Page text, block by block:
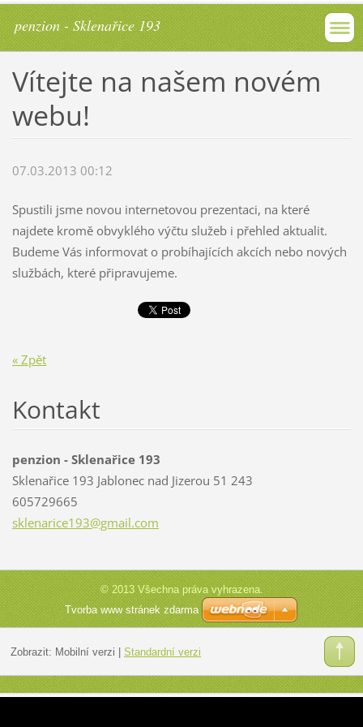
penzion - Sklenařice 193
Vítejte na našem novém
webu!
07.03.2013 00:12
Spustili jsme novou internetovou prezentaci, na které
najdete kromě obvyklého výčtu služeb i přehled aktualit.
Budeme Vás informovat o probíhajících akcích nebo nových
službách, které připravujeme.
« Zpět
Kontakt
penzion - Sklenařice 193
Sklenařice 193 Jablonec nad Jizerou 51 243
605729665
sklenarice193@gmail.com
© 2013 Všechna práva vyhrazena.
Tvorba www stránek zdarma
Zobrazit: Mobilní verzi Standardní verzi